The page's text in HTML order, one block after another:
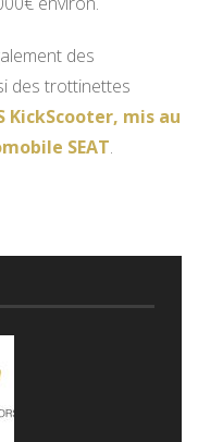
des
des trottinettes
KickScooter, mis au
SEAT.